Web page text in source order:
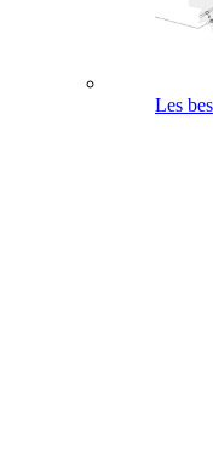
Les